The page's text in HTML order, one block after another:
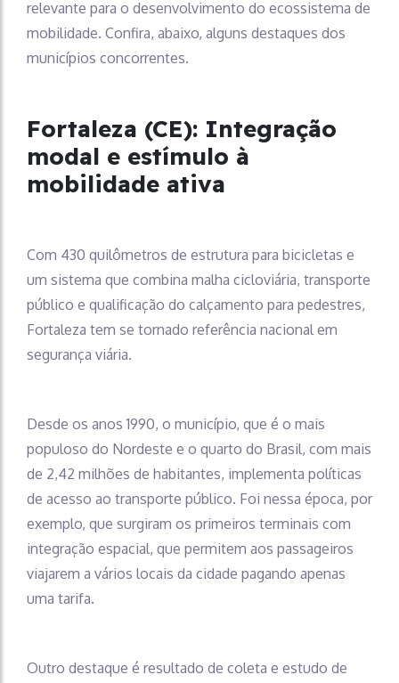
relevante para o desenvolvimento do ecossistema de
mobilidade. Confira, abaixo, alguns destaques dos
municípios concorrentes.
Fortaleza (CE): Integração
modal e estímulo à
mobilidade ativa
Com 430 quilômetros de estrutura para bicicletas e
um sistema que combina malha cicloviária, transporte
público e qualificação do calçamento para pedestres,
Fortaleza tem se tornado referência nacional em
segurança viária.
Desde os anos 1990, o município, que é o mais
populoso do Nordeste e o quarto do Brasil, com mais
de 2,42 milhões de habitantes, implementa políticas
de acesso ao transporte público. Foi nessa época, por
exemplo, que surgiram os primeiros terminais com
integração espacial, que permitem aos passageiros
viajarem a vários locais da cidade pagando apenas
uma tarifa.
Outro destaque é resultado de coleta e estudo de